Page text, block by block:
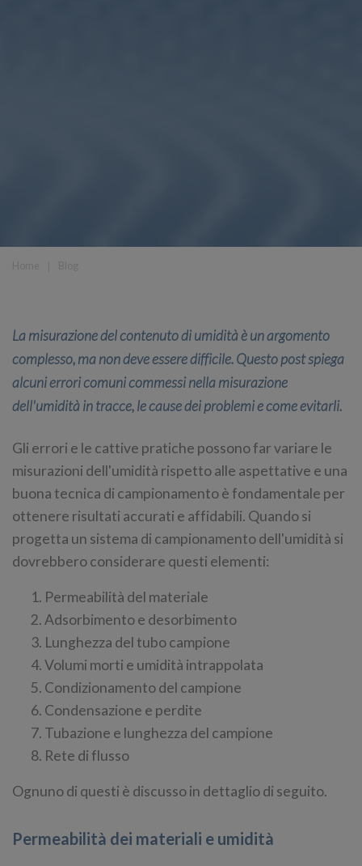
La misurazione del contenuto di umidità è un argomento
complesso, ma non deve essere difficile. Questo post spiega
alcuni errori comuni commessi nella misurazione
dell'umidità in tracce, le cause dei problemi e come evitarli.
Gli errori e le cattive pratiche possono far variare le
misurazioni dell'umidità rispetto alle aspettative e una
buona tecnica di campionamento è fondamentale per
ottenere risultati accurati e affidabili. Quando si
progetta un sistema di campionamento dell'umidità si
dovrebbero considerare questi elementi:
Permeabilità del materiale
Adsorbimento e desorbimento
Lunghezza del tubo campione
Volumi morti e umidità intrappolata
Condizionamento del campione
Condensazione e perdite
Tubazione e lunghezza del campione
Rete di flusso
Ognuno di questi è discusso in dettaglio di seguito.
Permeabilità dei materiali e umidità